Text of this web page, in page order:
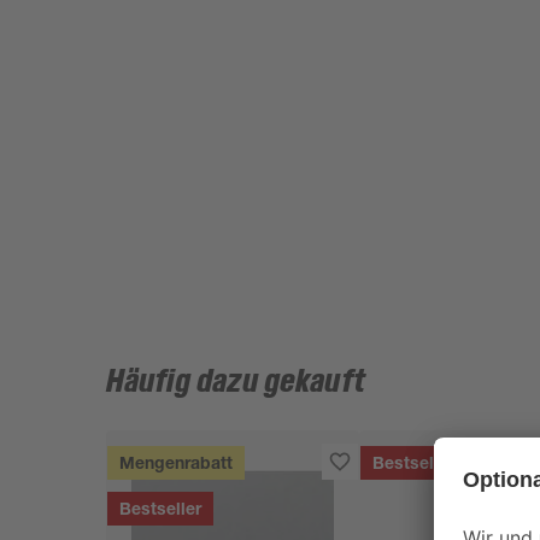
Häufig dazu gekauft
Mengenrabatt
Bestseller
Bestseller